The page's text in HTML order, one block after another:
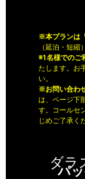
※本プランは
（延泊・短縮
※1名様でのご
たします。お
い。
※お問い合わ
は、ページ下
す。
コールセ
じめご了承く
ダラ
パ